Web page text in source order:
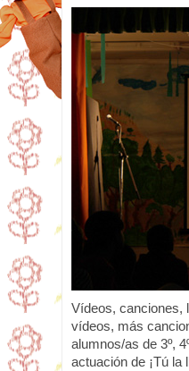
Vídeos, canciones,
vídeos, más
alumnos/as de 3º,
actuación de ¡Tú